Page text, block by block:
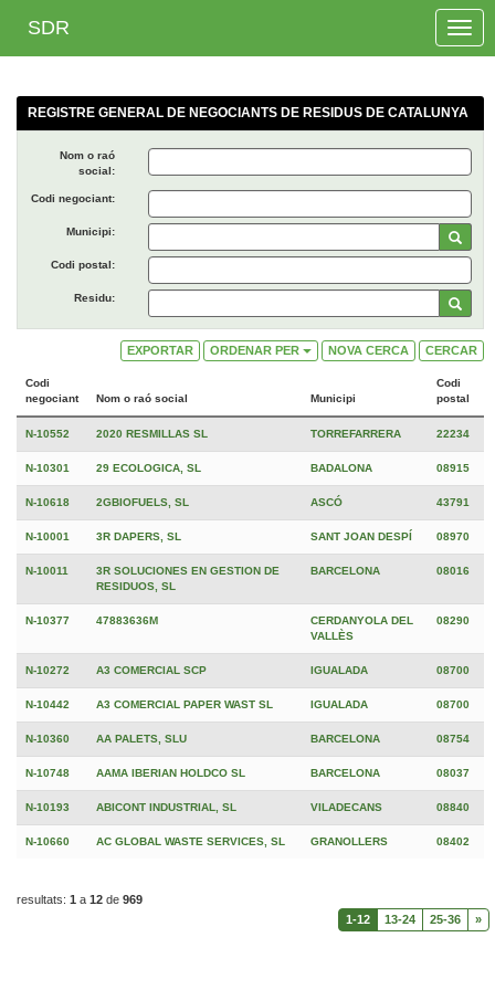
Toggle
SDR
REGISTRE GENERAL DE NEGOCIANTS DE RESIDUS DE CATALUNYA
Nom o raó
social:
Codi negociant:
Municipi:
Codi postal:
Residu:
EXPORTAR ORDENAR PER NOVA CERCA CERCAR
Codi
negociant
Nom o raó social Municipi
Codi
postal
N-10552 2020 RESMILLAS SL TORREFARRERA 22234
N-10301 29 ECOLOGICA, SL BADALONA 08915
N-10618 2GBIOFUELS, SL ASCÓ 43791
N-10001 3R DAPERS, SL SANT JOAN DESPÍ 08970
N-10011
3R SOLUCIONES EN GESTION DE
RESIDUOS, SL
BARCELONA 08016
N-10377 47883636M
CERDANYOLA DEL
VALLÈS
08290
N-10272 A3 COMERCIAL SCP IGUALADA 08700
N-10442 A3 COMERCIAL PAPER WAST SL IGUALADA 08700
N-10360 AA PALETS, SLU BARCELONA 08754
N-10748 AAMA IBERIAN HOLDCO SL BARCELONA 08037
N-10193 ABICONT INDUSTRIAL, SL VILADECANS 08840
N-10660 AC GLOBAL WASTE SERVICES, SL GRANOLLERS 08402
resultats: 1 a 12 de 969
1-12
13-24 25-36 »